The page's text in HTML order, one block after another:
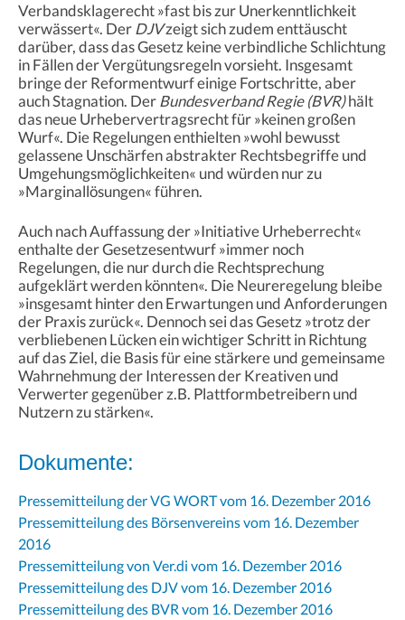
Verbandsklagerecht »fast bis zur Unerkenntlichkeit
verwässert«. DerDJVzeigt sich zudem enttäuscht
darüber, dass das Gesetz keine verbindliche Schlichtung
in Fällen der Vergütungsregeln vorsieht. Insgesamt
bringe der Reformentwurf einige Fortschritte, aber
auch Stagnation. DerBundesverband Regie (BVR)hält
das neue Urhebervertragsrecht für »keinen großen
Wurf«. Die Regelungen enthielten »wohl bewusst
gelassene Unschärfen abstrakter Rechtsbegriffe und
Umgehungsmöglichkeiten« und würden nur zu
»Marginallösungen« führen.
Auch nach Auffassung der »Initiative Urheberrecht«
enthalte der Gesetzesentwurf »immer noch
Regelungen, die nur durch die Rechtsprechung
aufgeklärt werden könnten«. Die Neureregelung bleibe
»insgesamt hinter den Erwartungen und Anforderungen
der Praxis zurück«. Dennoch sei das Gesetz »trotz der
verbliebenen Lücken ein wichtiger Schritt in Richtung
auf das Ziel, die Basis für eine stärkere und gemeinsame
Wahrnehmung der Interessen der Kreativen und
Verwerter gegenüber z.B. Plattformbetreibern und
Nutzern zu stärken«.
Dokumente:
Pressemitteilung der VG WORT vom 16. Dezember 2016
Pressemitteilung des Börsenvereins vom 16. Dezember
2016
Pressemitteilung von Ver.di vom 16. Dezember 2016
Pressemitteilung des DJV vom 16. Dezember 2016
Pressemitteilung des BVR vom 16. Dezember 2016